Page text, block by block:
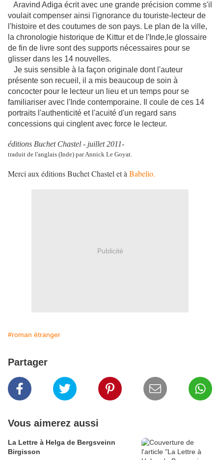
Aravind Adiga écrit avec une grande précision comme s'il
voulait compenser ainsi l'ignorance du touriste-lecteur de
l'histoire et des coutumes de son pays. Le plan de la ville,
la chronologie historique de Kittur et de l'Inde,le glossaire
de fin de livre sont des supports nécessaires pour se
glisser dans les 14 nouvelles.
Je suis sensible à la façon originale dont l'auteur
présente son recueil, il a mis beaucoup de soin à
concocter pour le lecteur un lieu et un temps pour se
familiariser avec l'Inde contemporaine. Il coule de ces 14
portraits l'authenticité et l'acuité d'un regard sans
concessions qui cinglent avec force le lecteur.
éditions Buchet Chastel - juillet 2011-
traduit de l'anglais (Inde) par Annick Le Goyat.
Merci aux éditions Buchet Chastel et à Babelio.
Publicité
#roman étranger
Partager
Vous aimerez aussi
La Lettre à Helga de Bergsveinn
Birgisson